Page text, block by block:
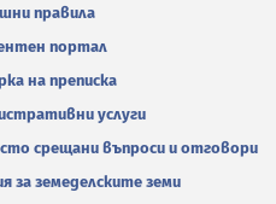
правила
портал
на преписка
услуги
срещани въпроси и отговори
за земеделските земи